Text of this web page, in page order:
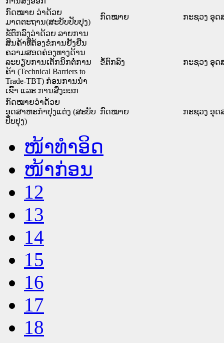
ກົດໝາຍ ວ່າດ້ວຍ
ມາດຕະຖານ(ສະບັບປັບປຸງ)
ກົດໝາຍ
ກະຊວງ ອຸດ
ຂໍ້ຕົກລົງວ່າດ້ວຍ ລາຍການ
ສິນຄ້າທີ່ຕ້ອງຂໍການຢັ້ງຢືນ
ຄວາມສອດຄ່ອງທາງດ້ານ
ລະບຽບການເຕັກນິກຕໍ່ການ
ຄ້າ (Technical Barriers to
Trade-TBT) ກ່ອນການນຳ
ເຂົ້າ ແລະ ການສົ່ງອອກ
ຂໍ້ຕົກລົງ ກະຊວງ ອຸດ
ກົດໝາຍວ່າດ້ວຍ
ອຸດສາຫະກຳປຸງແຕ່ງ (ສະບັບ
ປັບປຸງ)
ກົດໝາຍ ກະຊວງ ອຸດ
ໜ້າທໍາອິດ
ໜ້າກ່ອນ
12
13
14
15
16
17
18